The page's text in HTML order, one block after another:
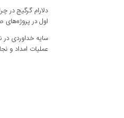
دلارام گرگیجدر
اول در
سایه خداوردی در
عملیات امداد و